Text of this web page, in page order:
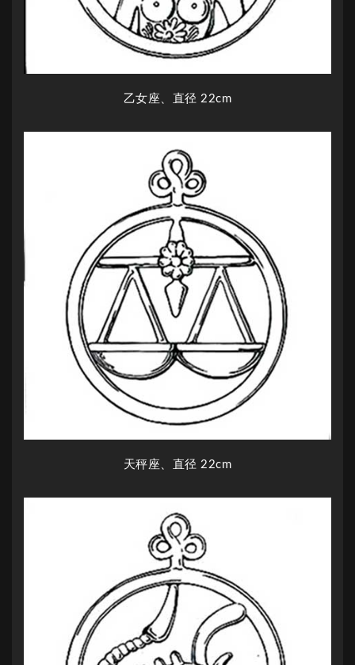
乙女座、直径 22cm
天秤座、直径 22cm